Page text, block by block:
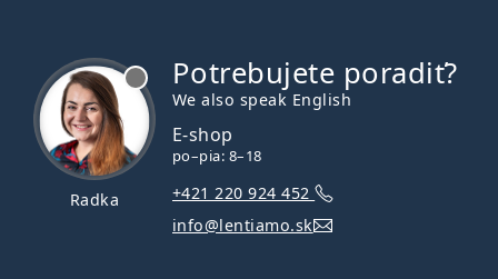
Radka
Potrebujete poradiť?
We also speak English
E-shop
po–pia: 8–18
+421 220 924 452
info@lentiamo.sk